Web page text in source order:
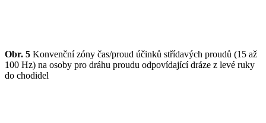
Obr. 5 Konvenční zóny čas/proud účinků střídavých proudů (15 až
100 Hz) na osoby pro dráhu proudu odpovídající dráze z levé ruky
do chodidel